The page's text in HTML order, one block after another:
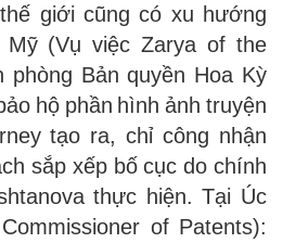
giới cũng có xu hướng
Mỹ (Vụ việc Zarya of the
phòng Bản quyền Hoa Kỳ
hộ phần hình ảnh truyện
tạo ra, chỉ công nhận
sắp xếp bố cục do chính
thực hiện. Tại Úc
of Patents):